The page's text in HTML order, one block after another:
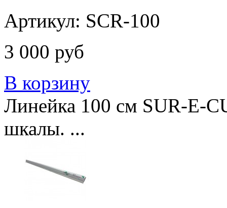
Артикул: SCR-100
3 000 руб
В корзину
Линейка 100 см SUR-E-
шкалы. ...